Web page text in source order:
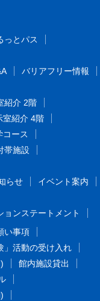
っとパス
バリアフリー情報
紹介 2階
室紹介 4階
コース
帯施設
らせ
イベント案内
ョンステートメント
い事項
」活動の受け入れ
館内施設貸出